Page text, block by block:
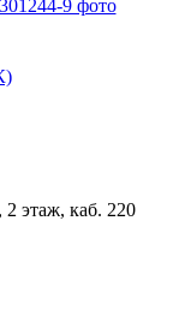
этаж, каб. 220